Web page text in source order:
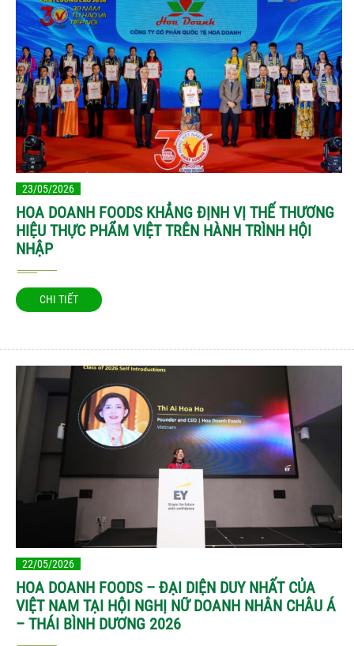
23/05/2026
HOA DOANH FOODS KHẲNG ĐỊNH VỊ THẾ THƯƠNG
HIỆU THỰC PHẨM VIỆT TRÊN HÀNH TRÌNH HỘI
NHẬP
CHI TIẾT
22/05/2026
HOA DOANH FOODS – ĐẠI DIỆN DUY NHẤT CỦA
VIỆT NAM TẠI HỘI NGHỊ NỮ DOANH NHÂN CHÂU Á
– THÁI BÌNH DƯƠNG 2026